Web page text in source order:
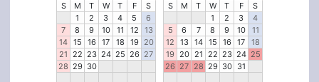
S M T W T F
S
1
2 3 4 5
6
7
8 9 10 11 12
13
14 15 16 17 18 19
20
21 22 23 24 25 26 27
28 29 30
S M T W T F
S
1
2 3
4
5
6 7 8 9 10
11
12
13 14 15 16 17
18
19 20 21 22 23 24 25
26 27 28 29 30 31